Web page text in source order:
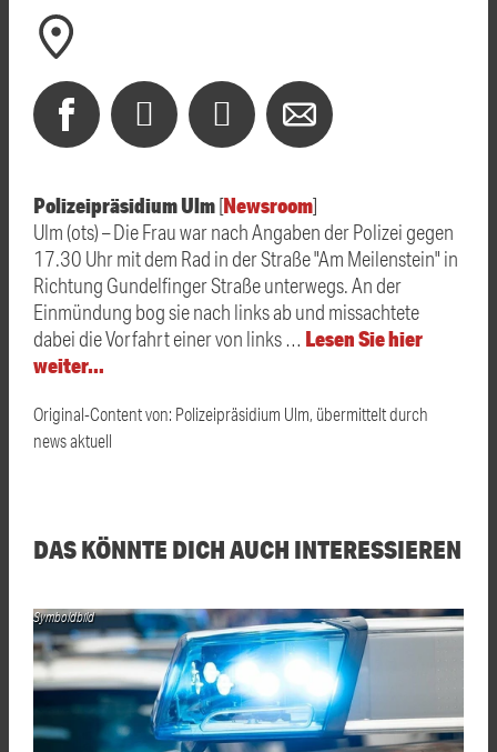
Polizeipräsidium Ulm[Newsroom]
Ulm (ots) – Die Frau war nach Angaben der Polizei gegen
17.30 Uhr mit dem Rad in der Straße "Am Meilenstein" in
Richtung Gundelfinger Straße unterwegs. An der
Einmündung bog sie nach links ab und missachtete
dabei die Vorfahrt einer von links … Lesen Sie hier
weiter…
Original-Content von: Polizeipräsidium Ulm, übermittelt durch
news aktuell
DAS KÖNNTE DICH AUCH INTERESSIEREN
Symboldbild